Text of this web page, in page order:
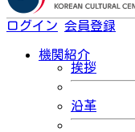
ログイン 会員登録
機関紹介
挨拶
沿革